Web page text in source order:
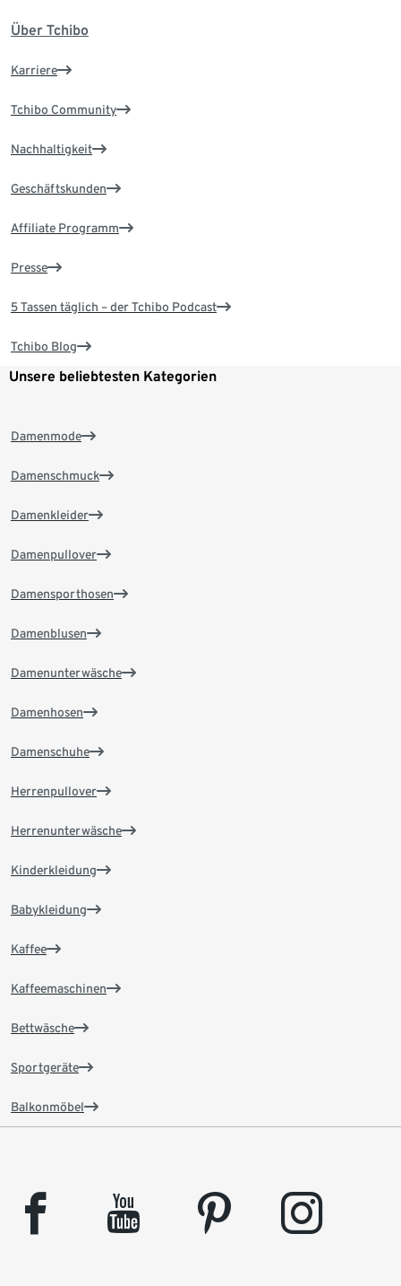
Über Tchibo
Karriere
Tchibo Community
Nachhaltigkeit
Geschäftskunden
Affiliate Programm
Presse
5 Tassen täglich – der Tchibo Podcast
Tchibo Blog
Unsere beliebtesten Kategorien
Damenmode
Damenschmuck
Damenkleider
Damenpullover
Damensporthosen
Damenblusen
Damenunterwäsche
Damenhosen
Damenschuhe
Herrenpullover
Herrenunterwäsche
Kinderkleidung
Babykleidung
Kaffee
Kaffeemaschinen
Bettwäsche
Sportgeräte
Balkonmöbel
facebook youtube pinterest instagram